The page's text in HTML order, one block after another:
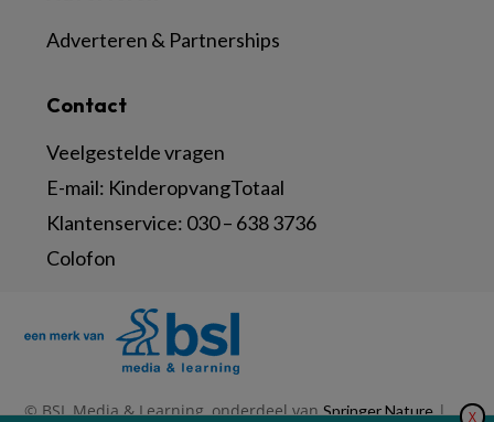
Contact
Veelgestelde vragen
E-mail: KinderopvangTotaal
Klantenservice: 030 – 638 3736
Colofon
Adverteren & Partnerships
© BSL Media & Learning, onderdeel vanSpringer Nature| X